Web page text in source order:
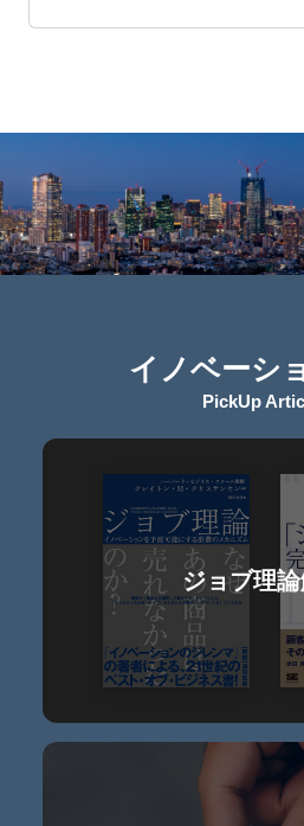
イノベーシ
PickUp
ジョブ理